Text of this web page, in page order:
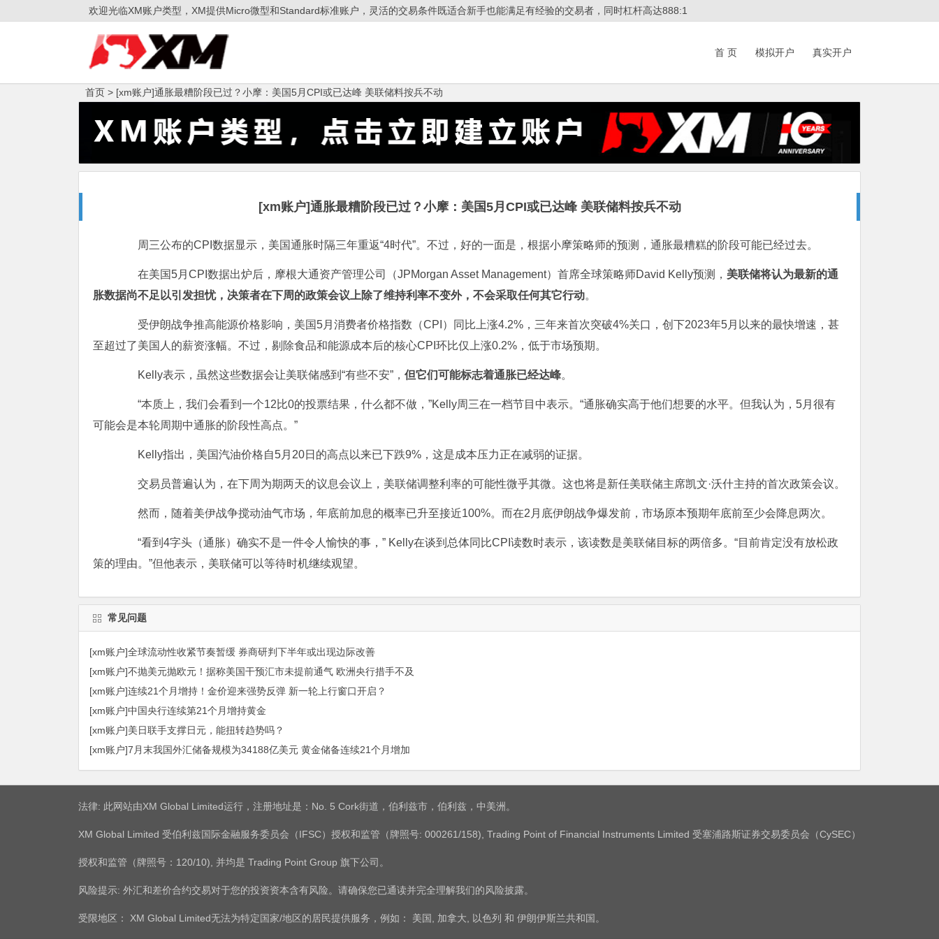
欢迎光临XM账户类型，XM提供Micro微型和Standard标准账户，灵活的交易条件既适合新手也能满足有经验的交易者，同时杠杆高达888:1
首 页 模拟开户 真实开户
首页 > [xm账户]通胀最糟阶段已过？小摩：美国5月CPI或已达峰 美联储料按兵不动
[xm账户]通胀最糟阶段已过？小摩：美国5月CPI或已达峰 美联储料按兵不动
周三公布的CPI数据显示，美国通胀时隔三年重返“4时代”。不过，好的一面是，根据小摩策略师的预测，通胀最糟糕的阶段可能已经过去。
在美国5月CPI数据出炉后，摩根大通资产管理公司（JPMorgan Asset Management）首席全球策略师David Kelly预测， 美联储将认为最新的通
胀数据尚不足以引发担忧，决策者在下周的政策会议上除了维持利率不变外，不会采取任何其它行动。
受伊朗战争推高能源价格影响，美国5月消费者价格指数（CPI）同比上涨4.2%，三年来首次突破4%关口，创下2023年5月以来的最快增速，甚
至超过了美国人的薪资涨幅。不过，剔除食品和能源成本后的核心CPI环比仅上涨0.2%，低于市场预期。
Kelly表示，虽然这些数据会让美联储感到“有些不安”， 但它们可能标志着通胀已经达峰。
“本质上，我们会看到一个12比0的投票结果，什么都不做，”Kelly周三在一档节目中表示。“通胀确实高于他们想要的水平。但我认为，5月很有
可能会是本轮周期中通胀的阶段性高点。”
Kelly指出，美国汽油价格自5月20日的高点以来已下跌9%，这是成本压力正在减弱的证据。
交易员普遍认为，在下周为期两天的议息会议上，美联储调整利率的可能性微乎其微。这也将是新任美联储主席凯文·沃什主持的首次政策会议。
然而，随着美伊战争搅动油气市场，年底前加息的概率已升至接近100%。而在2月底伊朗战争爆发前，市场原本预期年底前至少会降息两次。
“看到4字头（通胀）确实不是一件令人愉快的事，” Kelly在谈到总体同比CPI读数时表示，该读数是美联储目标的两倍多。“目前肯定没有放松政
策的理由。”但他表示，美联储可以等待时机继续观望。
常见问题
[xm账户]全球流动性收紧节奏暂缓 券商研判下半年或出现边际改善
[xm账户]不抛美元抛欧元！据称美国干预汇市未提前通气 欧洲央行措手不及
[xm账户]连续21个月增持！金价迎来强势反弹 新一轮上行窗口开启？
[xm账户]中国央行连续第21个月增持黄金
[xm账户]美日联手支撑日元，能扭转趋势吗？
[xm账户]7月末我国外汇储备规模为34188亿美元 黄金储备连续21个月增加
法律: 此网站由XM Global Limited运行，注册地址是：No. 5 Cork街道，伯利兹市，伯利兹，中美洲。
XM Global Limited 受伯利兹国际金融服务委员会（IFSC）授权和监管（牌照号: 000261/158), Trading Point of Financial Instruments Limited 受塞浦路斯证券交易委员会（CySEC）
授权和监管（牌照号：120/10), 并均是 Trading Point Group 旗下公司。
风险提示: 外汇和差价合约交易对于您的投资资本含有风险。请确保您已通读并完全理解我们的风险披露。
受限地区： XM Global Limited无法为特定国家/地区的居民提供服务，例如： 美国, 加拿大, 以色列 和 伊朗伊斯兰共和国。